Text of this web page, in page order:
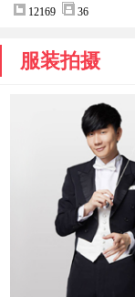
12169 36
服装拍摄